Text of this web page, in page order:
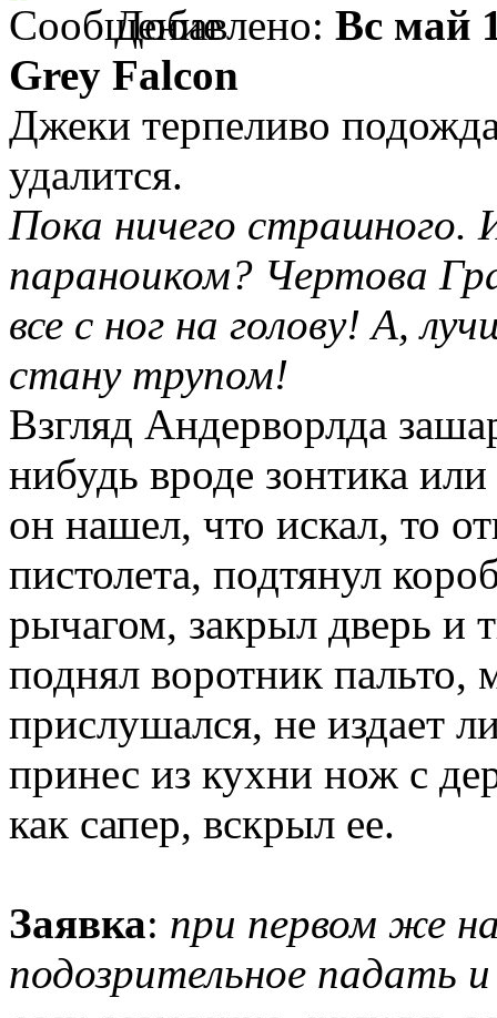
Добавлено: Вс май
Grey Falcon
Джеки терпеливо
удалится.
Пока ничего страшного.
параноиком? Чертова
все с ног на голову! А,
стану трупом!
Взгляд Андерворлда
нибудь вроде зонтика
он нашел, что искал, то
пистолета, подтянул
рычагом, закрыл дверь и
поднял воротник пальто,
прислушался, не издает
принес из кухни нож с
как сапер, вскрыл ее.
Заявка: при первом же
подозрительное падать